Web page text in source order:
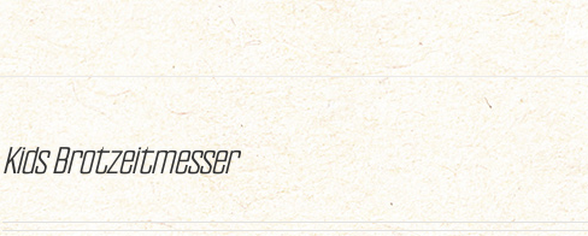
Kids Brotzeitmesser